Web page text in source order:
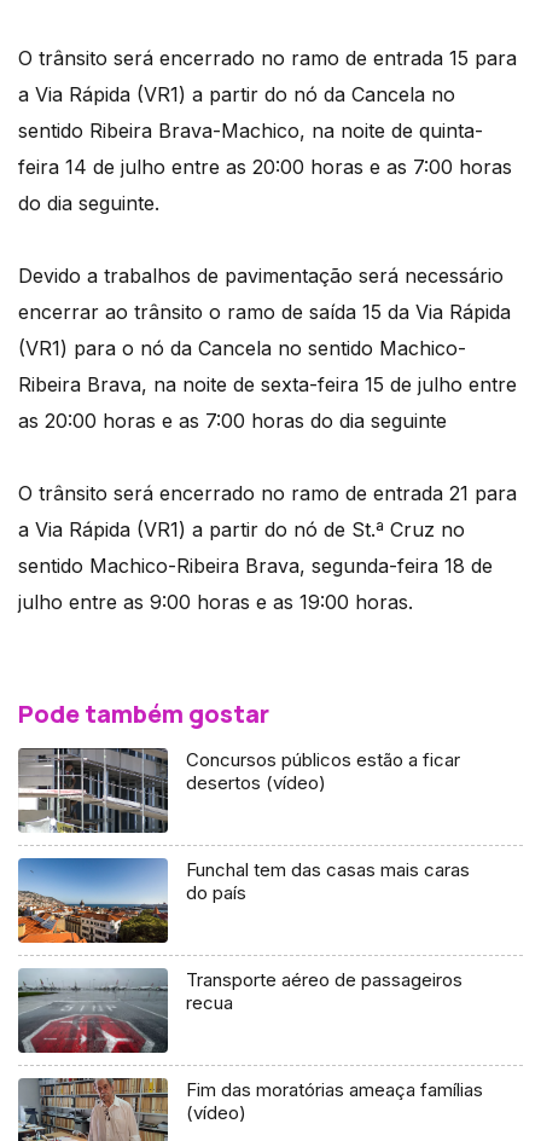
O trânsito será encerrado no ramo de entrada 15 para
a Via Rápida (VR1) a partir do nó da Cancela no
sentido Ribeira Brava-Machico, na noite de quinta-
feira 14 de julho entre as 20:00 horas e as 7:00 horas
do dia seguinte.
Devido a trabalhos de pavimentação será necessário
encerrar ao trânsito o ramo de saída 15 da Via Rápida
(VR1) para o nó da Cancela no sentido Machico-
Ribeira Brava, na noite de sexta-feira 15 de julho entre
as 20:00 horas e as 7:00 horas do dia seguinte
O trânsito será encerrado no ramo de entrada 21 para
a Via Rápida (VR1) a partir do nó de St.ª Cruz no
sentido Machico-Ribeira Brava, segunda-feira 18 de
julho entre as 9:00 horas e as 19:00 horas.
Pode também gostar
Concursos públicos estão a ficar
desertos (vídeo)
Funchal tem das casas mais caras
do país
Transporte aéreo de passageiros
recua
Fim das moratórias ameaça famílias
(vídeo)